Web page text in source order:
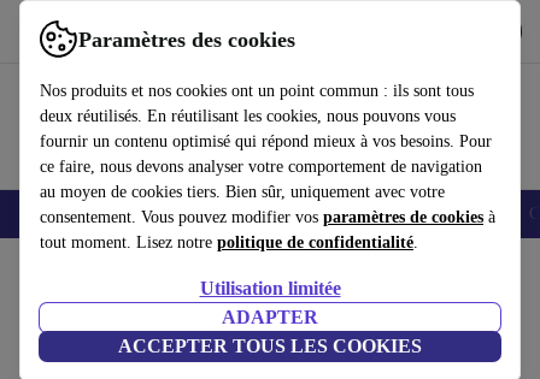
Paramètres des cookies
Nos produits et nos cookies ont un point commun : ils sont tous
deux réutilisés. En réutilisant les cookies, nous pouvons vous
fournir un contenu optimisé qui répond mieux à vos besoins. Pour
ce faire, nous devons analyser votre comportement de navigation
au moyen de cookies tiers. Bien sûr, uniquement avec votre
consentement. Vous pouvez modifier vos paramètres de cookies à
tout moment. Lisez notre politique de confidentialité.
Utilisation limitée
ADAPTER
ACCEPTER TOUS LES COOKIES
Utilisez refurbed rapidement et facilement
Smartphones Laptops Tablettes Montres connectées Accessoires
MacBooks:
MacBooks certifiés reconditionnés à moins de 4000€ – économisez